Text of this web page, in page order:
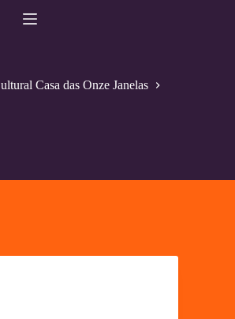
Casa das Onze Janelas